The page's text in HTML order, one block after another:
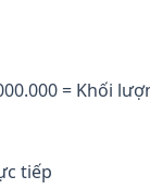
= Khối
tiếp